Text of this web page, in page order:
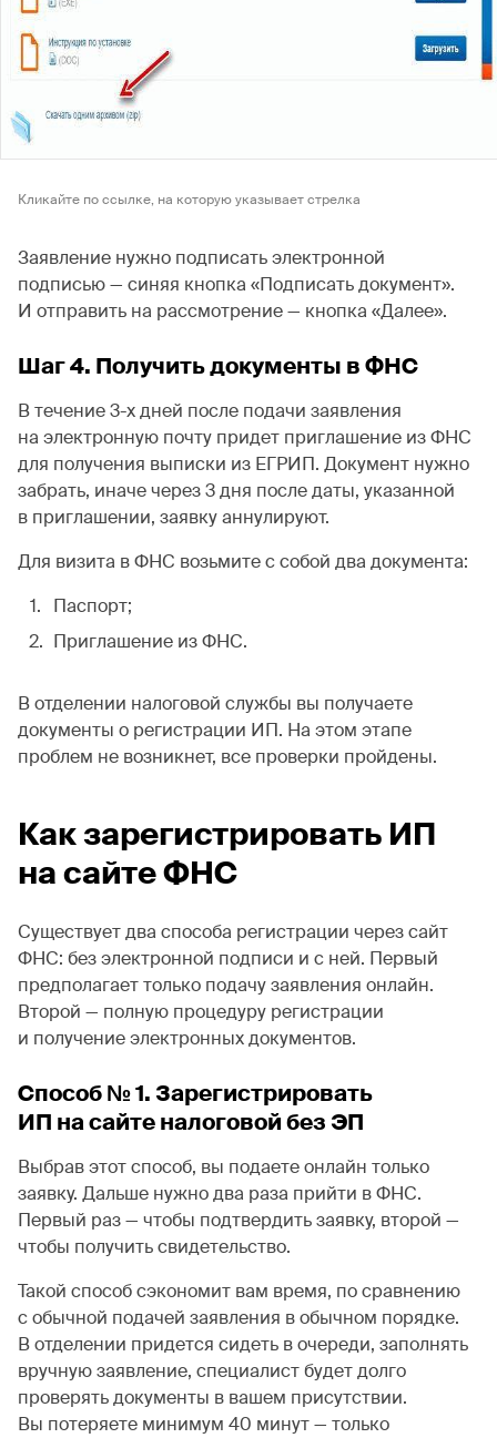
Кликайте по ссылке, на которую указывает стрелка
Заявление нужно подписать электронной
подписью — синяя кнопка «Подписать документ».
И отправить на рассмотрение — кнопка «Далее».
Шаг 4. Получить документы в ФНС
В течение 3-х дней после подачи заявления
на электронную почту придет приглашение из ФНС
для получения выписки из ЕГРИП. Документ нужно
забрать, иначе через 3 дня после даты, указанной
в приглашении, заявку аннулируют.
Для визита в ФНС возьмите с собой два документа:
Паспорт;
Приглашение из ФНС.
В отделении налоговой службы вы получаете
документы о регистрации ИП. На этом этапе
проблем не возникнет, все проверки пройдены.
Как зарегистрировать ИП
на сайте ФНС
Существует два способа регистрации через сайт
ФНС: без электронной подписи и с ней. Первый
предполагает только подачу заявления онлайн.
Второй — полную процедуру регистрации
и получение электронных документов.
Способ № 1. Зарегистрировать
ИП на сайте налоговой без ЭП
Выбрав этот способ, вы подаете онлайн только
заявку. Дальше нужно два раза прийти в ФНС.
Первый раз — чтобы подтвердить заявку, второй —
чтобы получить свидетельство.
Такой способ сэкономит вам время, по сравнению
с обычной подачей заявления в обычном порядке.
В отделении придется сидеть в очереди, заполнять
вручную заявление, специалист будет долго
проверять документы в вашем присутствии.
Вы потеряете минимум 40 минут — только